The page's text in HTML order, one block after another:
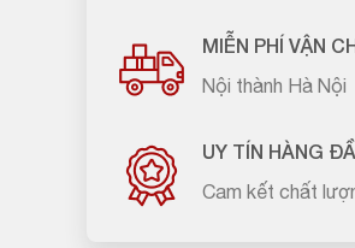
MIỄN PHÍ VẬN
Nội thành Hà Nội
UY TÍN HÀNG
Cam kết chất